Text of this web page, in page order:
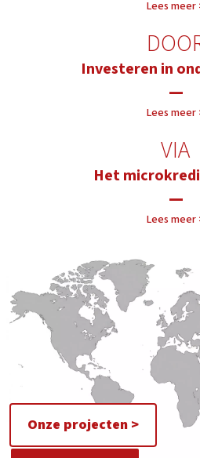
Lees meer
Investeren in
—
Lees meer
VIA
Het
—
Lees meer
Onze projecten >